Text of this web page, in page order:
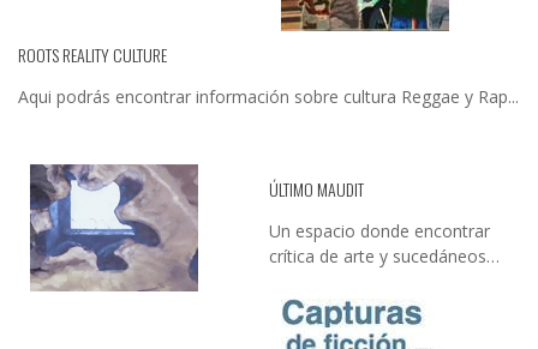
ROOTS REALITY CULTURE
Aqui podrás encontrar información sobre cultura Reggae y Rap...
ÚLTIMO MAUDIT
Un espacio donde encontrar
crítica de arte y sucedáneos…